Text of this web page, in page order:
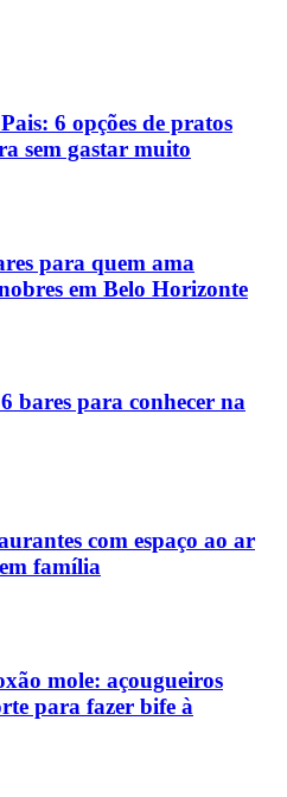
6 opções de pratos
sem gastar muito
para quem ama
em Belo Horizonte
bares para conhecer na
com espaço ao ar
família
mole: açougueiros
para fazer bife à